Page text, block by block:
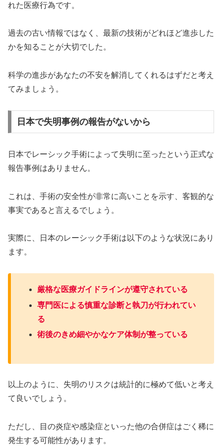
れた医療行為です。
過去の古い情報ではなく、最新の技術がどれほど進歩した
かを知ることが大切でした。
科学の進歩があなたの不安を解消してくれるはずだと考え
てみましょう。
日本で失明事例の報告がないから
日本でレーシック手術によって失明に至ったという正式な
報告事例はありません。
これは、手術の安全性が非常に高いことを示す、客観的な
事実であると言えるでしょう。
実際に、日本のレーシック手術は以下のような状況にあり
ます。
厳格な医療ガイドラインが遵守されている
専門医による慎重な診断と執刀が行われてい
る
術後のきめ細やかなケア体制が整っている
以上のように、失明のリスクは統計的に極めて低いと考え
て良いでしょう。
ただし、目の炎症や感染症といった他の合併症はごく稀に
発生する可能性があります。